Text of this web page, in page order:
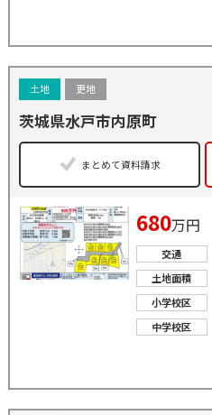
土地 更地
茨城県水戸市内原町
まとめて資料請求
680万円
交通
土地面積
小学校区
中学校区